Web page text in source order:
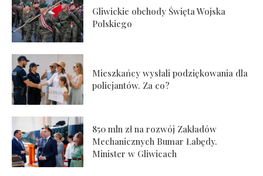
Gliwickie obchody Święta Wojska
Polskiego
Mieszkańcy wysłali podziękowania dla
policjantów. Za co?
850 mln zł na rozwój Zakładów
Mechanicznych Bumar Łabędy.
Minister w Gliwicach